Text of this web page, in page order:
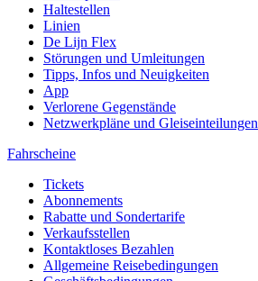
Haltestellen
Linien
De Lijn Flex
Störungen und Umleitungen
Tipps, Infos und Neuigkeiten
App
Verlorene Gegenstände
Netzwerkpläne und Gleiseinteilungen
Fahrscheine
Tickets
Abonnements
Rabatte und Sondertarife
Verkaufsstellen
Kontaktloses Bezahlen
Allgemeine Reisebedingungen